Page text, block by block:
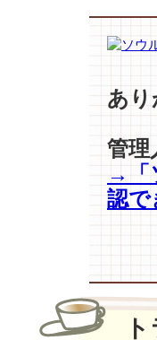
あり
管理
→「
認で